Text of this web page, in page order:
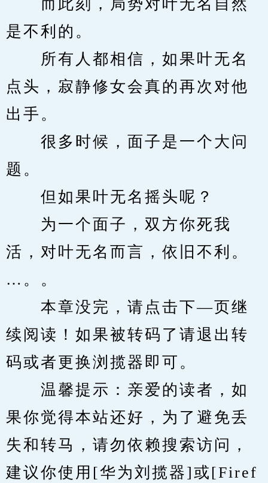
而此刻，局势对叶无名自然
是不利的。
所有人都相信，如果叶无名
点头，寂静修女会真的再次对他
出手。
很多时候，面子是一个大问
题。
但如果叶无名摇头呢？
为一个面子，双方你死我
活，对叶无名而言，依旧不利。
…。。
本章没完，请点击下—页继
续阅读！如果被转码了请退出转
码或者更换浏揽器即可。
温馨提示：亲爱的读者，如
果你觉得本站还好，为了避免丢
失和转马，请勿依赖搜索访问，
建议你使用[华为刘揽器]或[Firef